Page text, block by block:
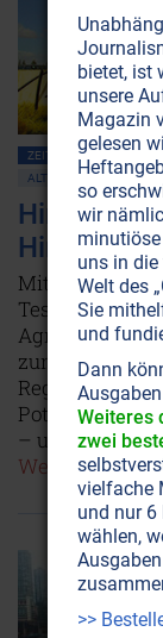
ZEITENSCHRIFT NR. 85,
ALTERNATIVE
Himmel
Mit den
Tesla, Reich
Agnihotra-
zum Blühen,
Regionen.
Potenzial, die
– und es gibt
Weiterlesen...
bietet, ist
unsere
Magazin
gelesen
so
wir
uns in
Welt des
Sie
und
Dann
Weiteres
zwei
vielfache
und nur 6
wählen,
>>